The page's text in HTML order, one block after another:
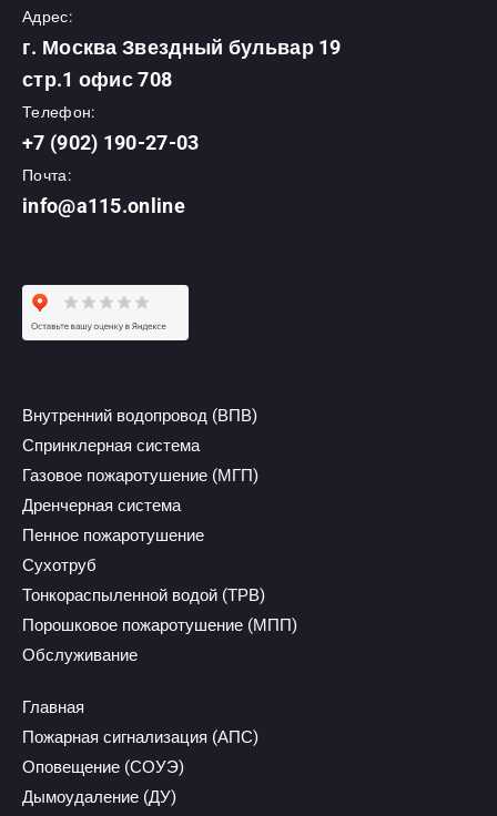
Главная
Пожарная сигнализация (АПС)
Оповещение (СОУЭ)
Дымоудаление (ДУ)
Внутренний водопровод (ВПВ)
Спринклерная система
Газовое пожаротушение (МГП)
Дренчерная система
Пенное пожаротушение
Сухотруб
Тонкораспыленной водой (ТРВ)
Порошковое пожаротушение (МПП)
Обслуживание
Адрес:
г. Москва Звездный бульвар 19
стр.1 офис 708
Телефон:
+7 (902) 190-27-03
Почта:
info@a115.online